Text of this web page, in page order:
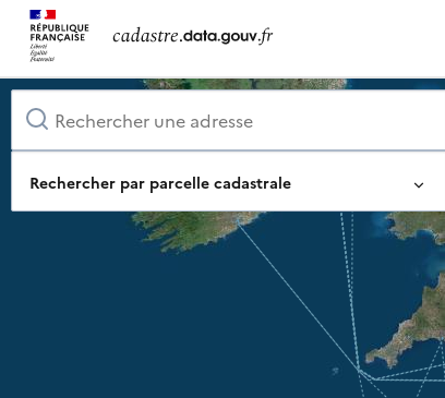
Rechercher par parcelle cadastrale
Identifiant complet de la parcelle